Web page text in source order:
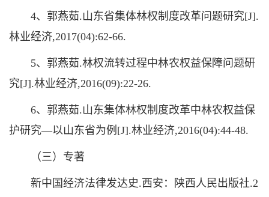
4、郭燕茹.山东省集体林权制度改革问题研究[J].
林业经济,2017(04):62-66.
5、郭燕茹.林权流转过程中林农权益保障问题研
究[J].林业经济,2016(09):22-26.
6、郭燕茹.山东集体林权制度改革中林农权益保
护研究—以山东省为例[J].林业经济,2016(04):44-48.
（三）专著
新中国经济法律发达史.西安：陕西人民出版社.2